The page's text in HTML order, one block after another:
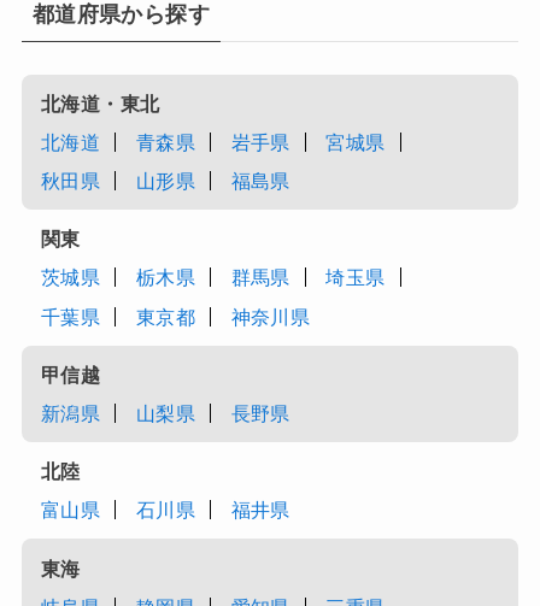
都道府県から探す
北海道・東北
北海道
青森県 岩手県
宮城県
秋田県
山形県 福島県
関東
茨城県
栃木県 群馬県
埼玉県
千葉県
東京都 神奈川県
甲信越
新潟県
山梨県 長野県
北陸
富山県
石川県 福井県
東海